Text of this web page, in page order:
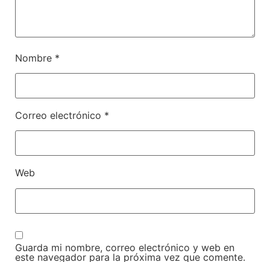
Nombre *
Correo electrónico *
Web
Guarda mi nombre, correo electrónico y web en
este navegador para la próxima vez que comente.